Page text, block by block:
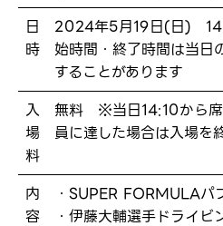
日
時
2024年5月19日(日)
始時間・終了時間は当日
することがあります
入
場
料
無料 ※当日14:10から席
員に達した場合は入場を
内
容
・SUPER FORMULAパ
・伊藤大輔選手ドライ